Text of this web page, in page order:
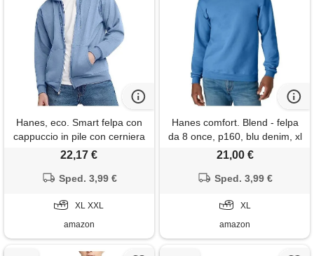
Hanes, eco. Smart felpa con
cappuccio in pile con cerniera
integrale, da uomo, azzurro
22,17 €
Sped. 3,99 €
XL XXL
amazon
Hanes comfort. Blend - felpa
da 8 once, p160, blu denim, xl
21,00 €
Sped. 3,99 €
XL
amazon